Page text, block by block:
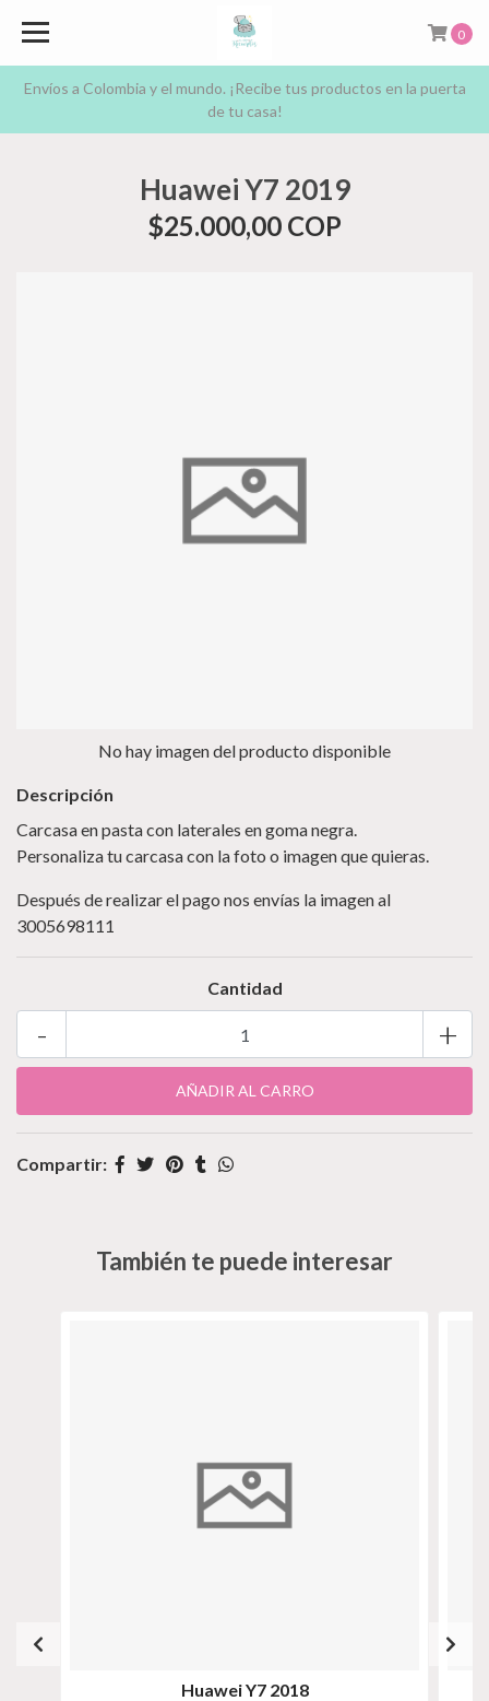
Envíos a Colombia y el mundo. ¡Recibe tus productos en la puerta
de tu casa!
0
Huawei Y7 2019
$25.000,00 COP
No hay imagen del producto disponible
Descripción
Carcasa en pasta con laterales en goma negra.
Personaliza tu carcasa con la foto o imagen que quieras.
Después de realizar el pago nos envías la imagen al
3005698111
Cantidad
+
-
Compartir:
También te puede interesar
Huawei Y7 2018